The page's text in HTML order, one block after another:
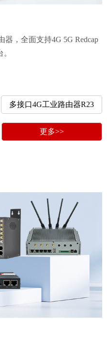
，全面支持4G 5G Redcap
多接口4G工业路由器R23
更多>>